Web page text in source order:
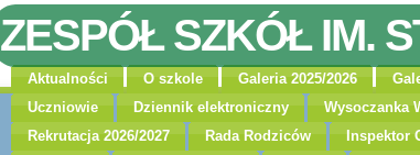
ZESPÓŁ SZKÓŁ IM.
Aktualności O szkole Galeria 2025/2026
Uczniowie
Dziennik elektroniczny Wysoczanka
Rekrutacja 2026/2027
Rada Rodziców Inspektor